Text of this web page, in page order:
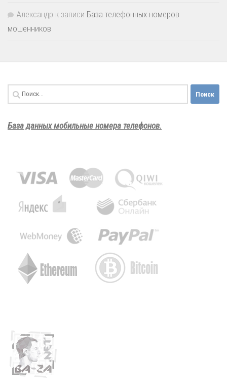
Александр к записи База телефонных номеров
мошенников
Найти:
База данных мобильные номера телефонов.